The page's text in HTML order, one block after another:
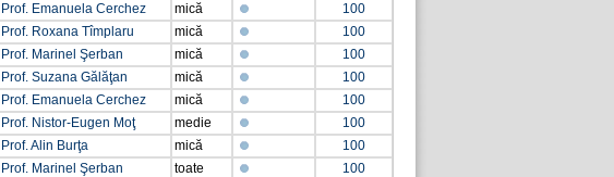
Prof. Emanuela Cerchez mică
100
Prof. Roxana Tîmplaru mică
100
Prof. Marinel Şerban mică
100
Prof. Suzana Gălăţan mică
100
Prof. Emanuela Cerchez mică
100
Prof. Nistor-Eugen Moţ medie
100
Prof. Alin Burţa mică
100
Prof. Marinel Şerban toate
100